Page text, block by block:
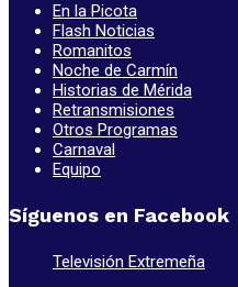
En la Picota
Flash Noticias
Romanitos
Noche de Carmín
Historias de Mérida
Retransmisiones
Otros Programas
Carnaval
Equipo
Síguenos en Facebook
Televisión Extremeña